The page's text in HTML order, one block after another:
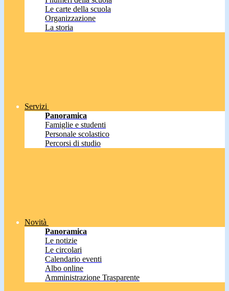
Le carte della scuola
Organizzazione
La storia
Servizi
Panoramica
Famiglie e studenti
Personale scolastico
Percorsi di studio
Novità
Panoramica
Le notizie
Le circolari
Calendario eventi
Albo online
Amministrazione Trasparente